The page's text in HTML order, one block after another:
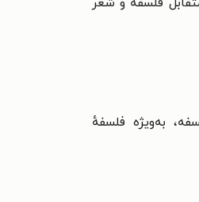
فلسفه و شعر
به‌ویژه فلسفهٔ